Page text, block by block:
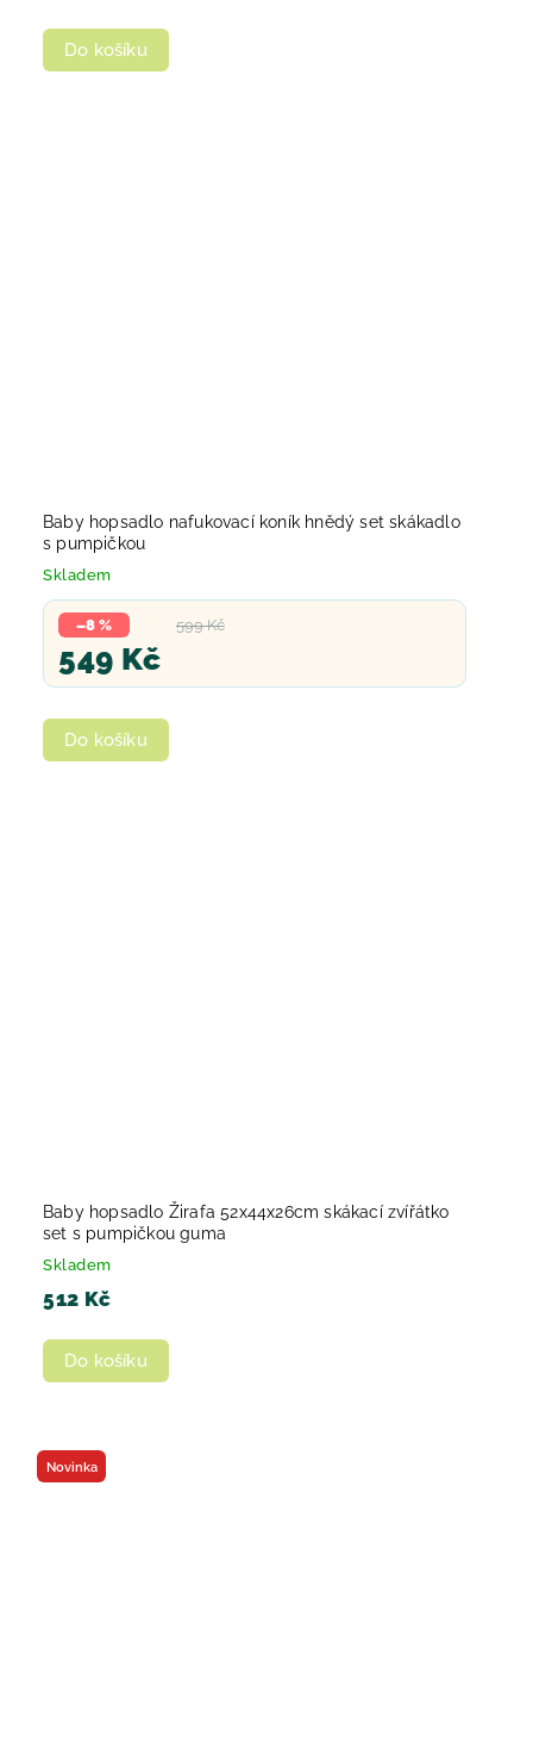
Do košíku
Baby hopsadlo nafukovací koník hnědý set skákadlo
s pumpičkou
Skladem
599 Kč
–8 %
549 Kč
Do košíku
Baby hopsadlo Žirafa 52x44x26cm skákací zvířátko
set s pumpičkou guma
Skladem
512 Kč
Do košíku
Novinka